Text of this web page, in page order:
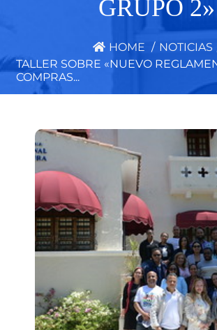
GRUPO 2»
HOME / NOTICIAS
TALLER SOBRE «NUEVO
COMPRAS...